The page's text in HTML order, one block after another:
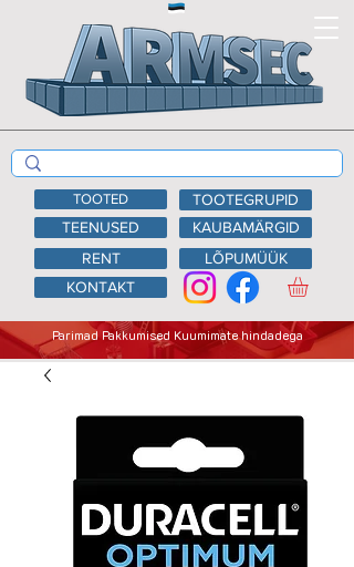
TEENUSED
KAUBAMÄRGID
RENT
LÕPUMÜÜK
KONTAKT
Parimad Pakkumised Kuumimate hindadega
TOOTED TOOTEGRUPID